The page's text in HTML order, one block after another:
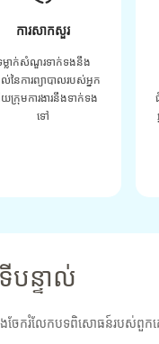
ការសាកសួរ
ម្លាក់សំណួរទាក់ទងនឹង
ល់នៃការព្យាបាលរបស់អ្នក
ក្រុមការងារនឹងទាក់ទង
ទៅ
ទីបន្ទាល់
ចែករំលែកបទពិសោធន៍របស់ពួកគ